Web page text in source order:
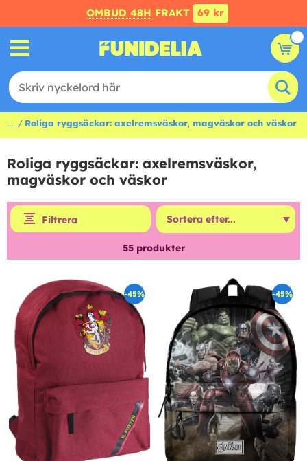
OMBUD 48H FRAKT 69 kr
... Roliga ryggsäckar: axelremsväskor, magväskor och väskor
Roliga ryggsäckar: axelremsväskor,
magväskor och väskor
Filtrera
55produkter
-45% -45%